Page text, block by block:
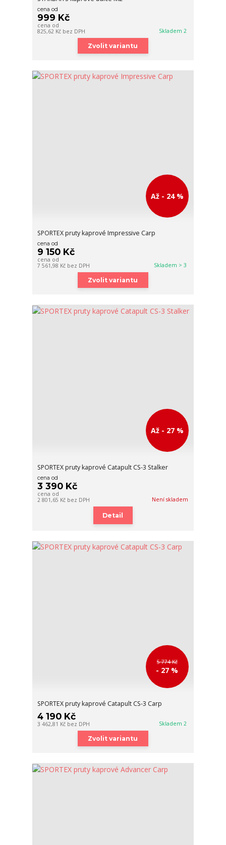
cena od
999 Kč
cena od
825,62 Kč bez DPH Skladem 2
Zvolit variantu
Až - 24 %
SPORTEX pruty kaprové Impressive Carp
cena od
9 150 Kč
cena od
7 561,98 Kč bez DPH Skladem > 3
Zvolit variantu
Až - 27 %
SPORTEX pruty kaprové Catapult CS-3 Stalker
cena od
3 390 Kč
cena od
2 801,65 Kč bez DPH Není skladem
Detail
5 774 Kč
- 27 %
SPORTEX pruty kaprové Catapult CS-3 Carp
4 190 Kč
3 462,81 Kč bez DPH Skladem 2
Zvolit variantu